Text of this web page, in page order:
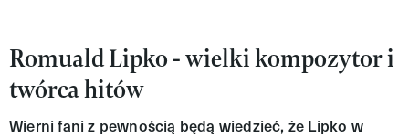
Romuald Lipko - wielki kompozytor i
twórca hitów
Wierni fani z pewnością będą wiedzieć, że Lipko w